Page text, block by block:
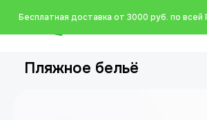
Бесплатная доставка от 3000 руб. по всей
Пляжное бельё